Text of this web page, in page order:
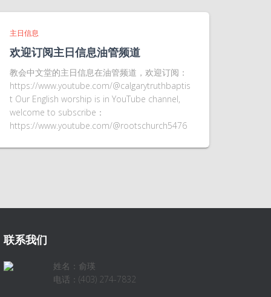
主日信息
欢迎订阅主日信息油管频道
教会中文堂的主日信息在油管频道，欢迎订阅：
https://www.youtube.com/@calgarytruthbaptis
t Our English worship is in YouTube channel,
welcome to subscribe：
https://www.youtube.com/@rootschurch5476
联系我们
姓名：俞瑛
电话：(403) 274-7832